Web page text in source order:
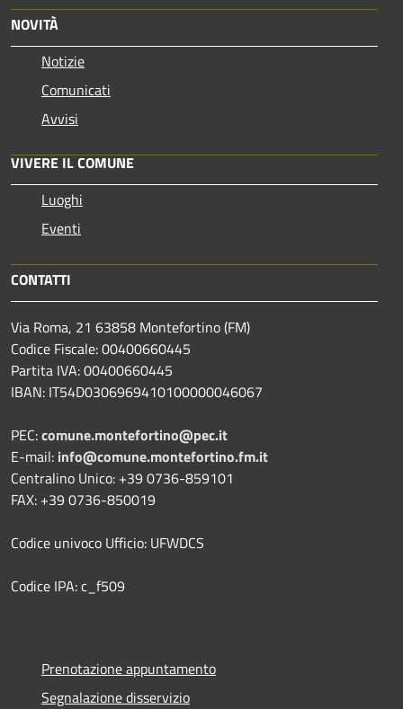
NOVITÀ
Notizie
Comunicati
Avvisi
VIVERE IL COMUNE
Luoghi
Eventi
CONTATTI
Via Roma, 21 63858 Montefortino (FM)
Codice Fiscale: 00400660445
Partita IVA: 00400660445
IBAN: IT54D0306969410100000046067
PEC:comune.montefortino@pec.it
E-mail: info@comune.montefortino.fm.it
Centralino Unico: +39 0736-859101
FAX: +39 0736-850019
Codice univoco Ufficio: UFWDCS
Codice IPA: c_f509
Prenotazione appuntamento
Segnalazione disservizio